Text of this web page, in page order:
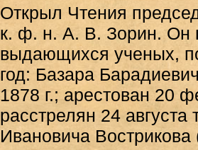
Открыл Чтения
к. ф. н. А. В. Зорин. Он
выдающихся ученых,
год: Базара
1878 г.; арестован 20
расстрелян 24 августа
Ивановича Вострикова